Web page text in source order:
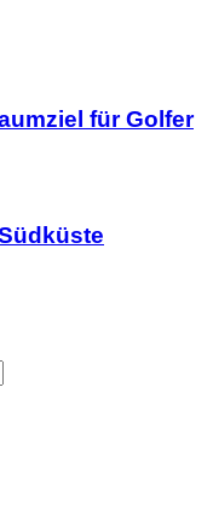
für Golfer